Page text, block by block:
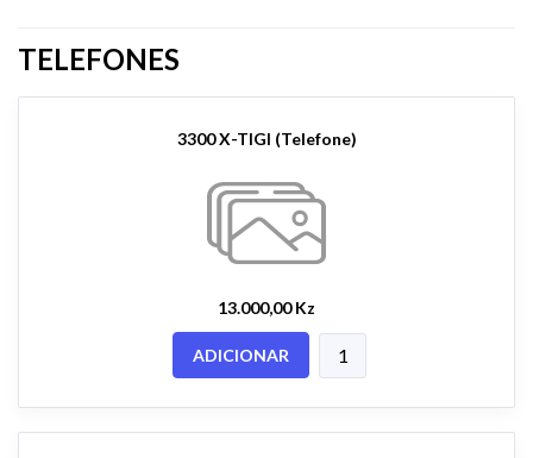
TELEFONES
3300 X-TIGI (Telefone)
13.000,00 Kz
ADICIONAR